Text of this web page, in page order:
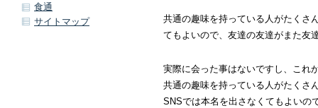
共通の趣味を持っている人がたくさ
てもよいので、友達の友達がまた友
実際に会った事はないですし、これ
共通の趣味を持っている人がたくさ
SNSでは本名を出さなくてもよいの
食通
サイトマップ